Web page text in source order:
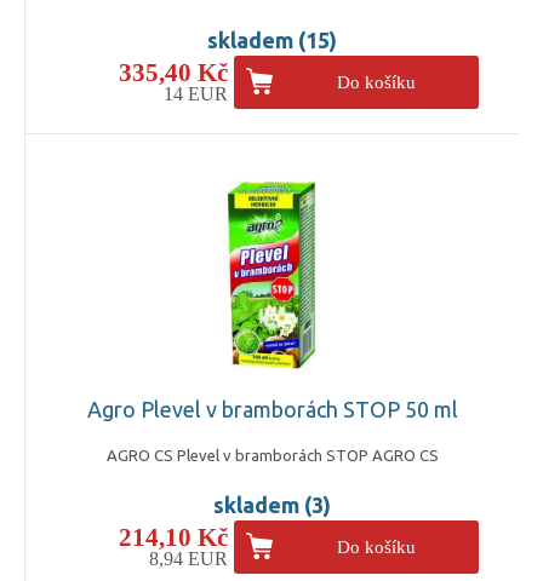
skladem (15)
335,40 Kč
14 EUR
Do košíku
Agro Plevel v bramborách STOP 50 ml
AGRO CS Plevel v bramborách STOP AGRO CS
skladem (3)
214,10 Kč
8,94 EUR
Do košíku